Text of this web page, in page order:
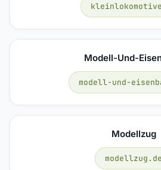
Modell-Und-
modell-und-
Modellzug
modellzug.de